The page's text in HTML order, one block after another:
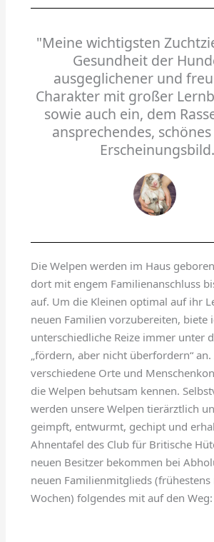
"Meine wichtigsten
Gesundheit der
ausgeglichener und
Charakter mit großer
sowie auch ein, dem
ansprechendes,
Die Welpen werden im Haus
dort mit engem Familienanschluss
auf. Um die Kleinen optimal auf ihr
neuen Familien vorzubereiten, biete
unterschiedliche Reize immer unter
„fördern, aber nicht überfordern“ an.
verschiedene Orte und
die Welpen behutsam kennen.
werden unsere Welpen tierärztlich
geimpft, entwurmt, gechipt und
Ahnentafel des Club für Britische
neuen Besitzer bekommen bei
neuen Familienmitglieds (frühestens
Wochen) folgendes mit auf den Weg: